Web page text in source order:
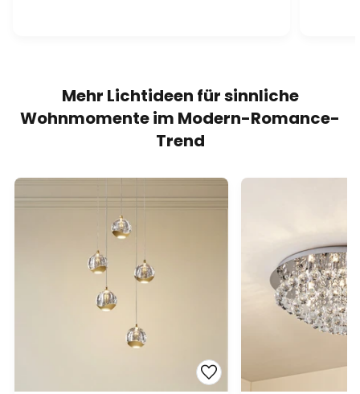
Mehr Lichtideen für sinnliche
Wohnmomente im Modern-Romance-
Trend